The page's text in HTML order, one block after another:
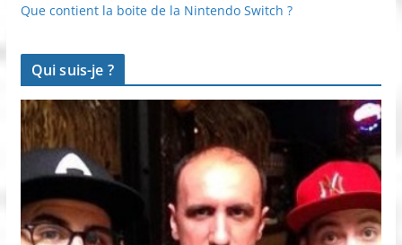
Que contient la boite de la Nintendo Switch ?
Qui suis-je ?